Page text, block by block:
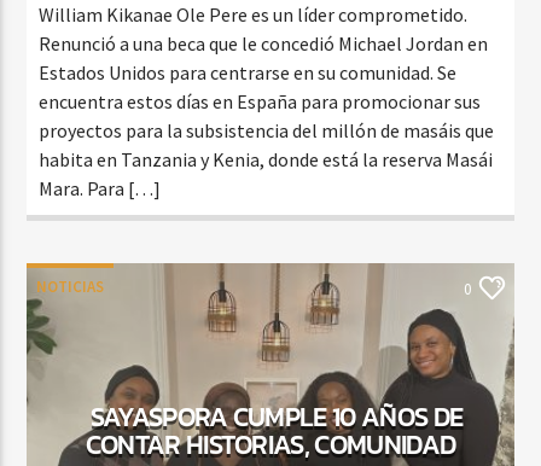
William Kikanae Ole Pere es un líder comprometido.
Renunció a una beca que le concedió Michael Jordan en
Estados Unidos para centrarse en su comunidad. Se
encuentra estos días en España para promocionar sus
proyectos para la subsistencia del millón de masáis que
habita en Tanzania y Kenia, donde está la reserva Masái
Mara. Para […]
NOTICIAS 0
SAYASPORA CUMPLE 10 AÑOS DE
CONTAR HISTORIAS, COMUNIDAD